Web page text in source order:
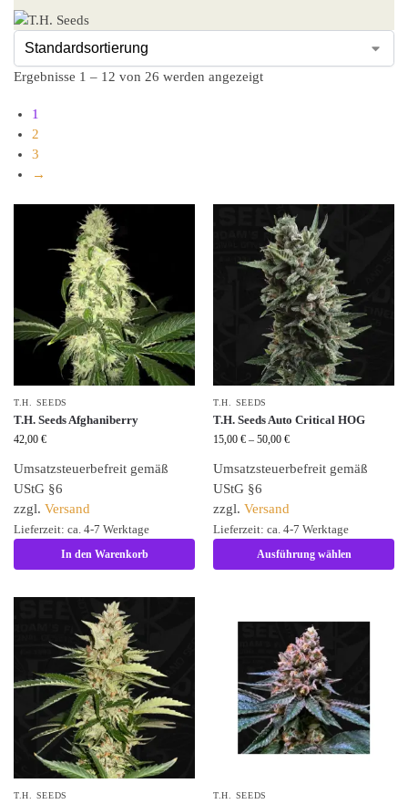
Ergebnisse 1 – 12 von 26 werden angezeigt
1
2
3
→
T.H. SEEDS
T.H. Seeds Afghaniberry
42,00 €
Umsatzsteuerbefreit gemäß
UStG §6
zzgl. Versand
Lieferzeit: ca. 4-7 Werktage
In den Warenkorb
T.H. SEEDS
T.H. Seeds Auto Critical HOG
15,00 € – 50,00 €
Umsatzsteuerbefreit gemäß
UStG §6
zzgl. Versand
Lieferzeit: ca. 4-7 Werktage
Ausführung wählen
T.H. SEEDS T.H. SEEDS